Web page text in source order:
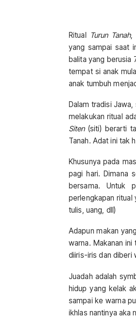
Ritual Turun Tanah,
yang sampai saat
balita yang berusia
tempat si anak
anak tumbuh
Dalam tradisi
melakukan ritual
Siten (siti) berarti
Tanah. Adat ini tak
Khusunya pada
pagi hari. Dimana
bersama. Untuk
perlengkapan ritual
tulis, uang, dll)
Adapun makan
warna. Makanan
diiris-iris dan diberi
Juadah adalah
hidup yang kelak
sampai ke warna
ikhlas nantinya aka